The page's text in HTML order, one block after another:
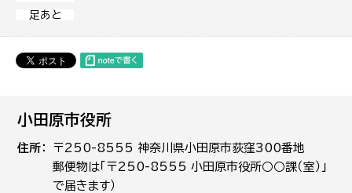
足あと
小田原市役所
住所
〒250-8555 神奈川県小田原市荻窪300番地
郵便物は「〒250-8555 小田原市役所○○課（室）」
で届きます）